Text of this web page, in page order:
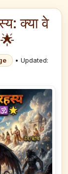
क्या वे
• Updated: